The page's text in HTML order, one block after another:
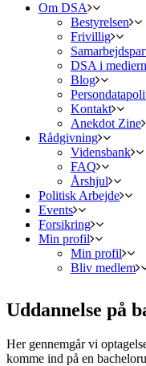
Om DSA
Bestyrelsen
Frivillig
DSA i
Blog
Kontakt
Anekdot Zine
Rådgivning
Vidensbank
FAQ
Årshjul
Politisk Arbejde
Events
Forsikring
Min profil
Min profil
Bliv medlem
Uddannelse på
Her gennemgår vi
komme ind på en